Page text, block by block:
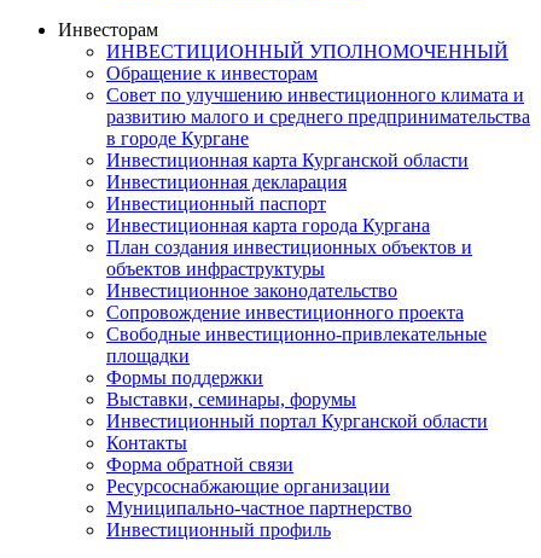
Инвесторам
ИНВЕСТИЦИОННЫЙ УПОЛНОМОЧЕННЫЙ
Обращение к инвесторам
Совет по улучшению инвестиционного климата и
развитию малого и среднего предпринимательства
в городе Кургане
Инвестиционная карта Курганской области
Инвестиционная декларация
Инвестиционный паспорт
Инвестиционная карта города Кургана
План создания инвестиционных объектов и
объектов инфраструктуры
Инвестиционное законодательство
Сопровождение инвестиционного проекта
Свободные инвестиционно-привлекательные
площадки
Формы поддержки
Выставки, семинары, форумы
Инвестиционный портал Курганской области
Контакты
Форма обратной связи
Ресурсоснабжающие организации
Муниципально-частное партнерство
Инвестиционный профиль